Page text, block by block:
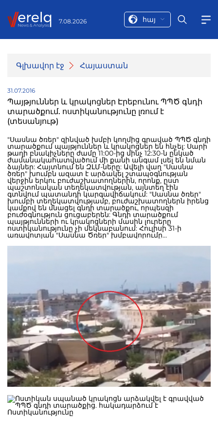
7.08.2026 հայ
Գլխավոր էջ Հայաստան
31.07.2016
Պայթյուններ և կրակոցներ Էրեբունու ՊՊԾ գնդի
տարածքում. ոստիկանությունը լռում է
(տեսանյութ)
"Սասնա ծռեր" զինված խմբի կողմից գրաված ՊՊԾ գնդի
տարածքում պայթյուններ և կրակոցներ են հնչել: Սարի
թաղի բնակիչները ժամը 11:00-ից մինչ 12:30-ն ընկած
ժամանակահատվածում մի քանի անգամ լսել են նման
ձայներ: Հայտնում են ԶԼՄ-ները: Ավելի վաղ "Սասնա
ծռեր" խումբն ազատ է արձակել շտապօգնության
վերջին երկու բուժաշխատողներին, որոնք, ըստ
պաշտոնական տեղեկատվության, այնտեղ էին
գտնվում պատանդի կարգավիճակում: "Սասնա ծռեր"
խումբի տեղեկատվությամբ, բուժաշխատողներն իրենց
կամքով են մնացել գնդի տարածքու, որպեսզի
բուժօգնություն ցուցաբերեն: Գնդի տարածքում
պայթյունների ու կրակոցների մասին լուրերը
ոստիկանությունը չի մեկնաբանում: Հուլիսի 31-ի
առավոտյան "Սասնա Ծռեր" խմբավորումը
"ապստամբության մեկնարկ տալու մեր
անիմաստ արյունահեղությունից խուսափելը։ Այդ
հարցում մեզ համար վճռորոշ նշանակություն ունի
Ժիրայր Սեֆիլյանի խոսքը և բանակցային
առաքելությունը, ինչը ստանձնելու վերաբերյալ նա
արդեն հայտնել է իր պատրաստակամության մասին", -
ասված է հայտարարության մեջ։ Հիշեցնենք՝ հուլիսի 17-
ին մի խումբ զինված անձինք գրավել էին ՀՀ
ոստիկանության պարեկապահակային ծառայության
գնդի տարածքը և պատանդ վերցրել այնտեղ գտնվող
անձանց, հարձակման ժամանակ զոհվել է մեկ
ոստիկան, երկու կողմից կային վիրավորներ: Ավելի ուշ
պատանդներն ազատ արձակվեցին, բայց երբ
իշխանությունները սկսեցին արգելել սննդի
մատակարարումը ՊՊԾ գնդի տարածքի երկայնքով
ոստիկանության կողմից պահպանվող
անվտանգության գոտուց ներս, իսկ այնուհետև
հիվանդանոց տեղափոխվեցին զինյալ խմբի մի շարք
անդամներ՝ զինյալ խումբը պատանդ վերցրեց
շտապօգնության բուժաշխատողների: ՊՊԾ գնդի